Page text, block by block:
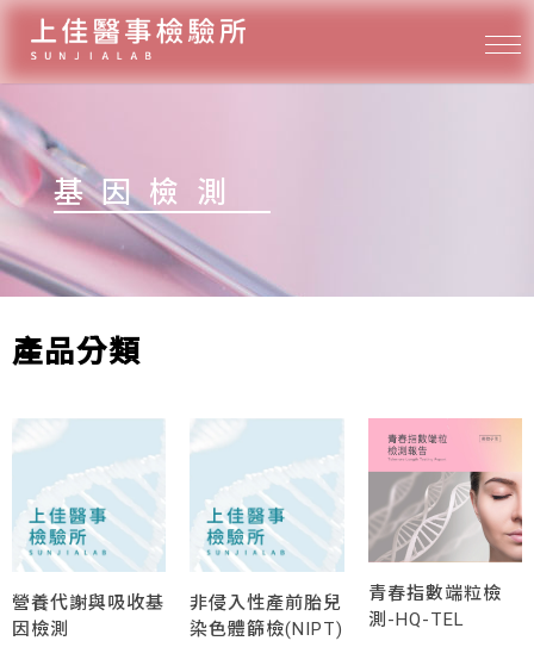
基因檢測
產品分類
營養代謝與吸收基
因檢測
非侵入性產前胎兒
染色體篩檢(NIPT)
青春指數端粒檢
測-HQ-TEL